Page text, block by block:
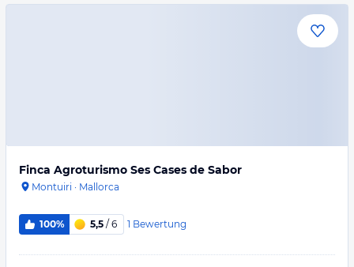
Finca Agroturismo Ses Cases de Sabor
Montuiri · Mallorca
100% 5,5 / 6 1 Bewertung